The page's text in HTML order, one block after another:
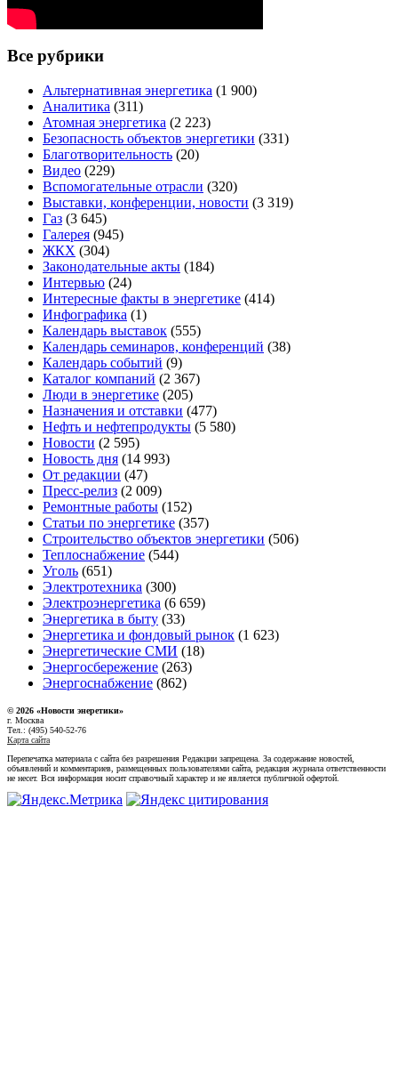
Все рубрики
Альтернативная энергетика (1 900)
Аналитика (311)
Атомная энергетика (2 223)
Безопасность объектов энергетики (331)
Благотворительность (20)
Видео (229)
Вспомогательные отрасли (320)
Выставки, конференции, новости (3 319)
Газ (3 645)
Галерея (945)
ЖКХ (304)
Законодательные акты (184)
Интервью (24)
Интересные факты в энергетике (414)
Инфографика (1)
Календарь выставок (555)
Календарь семинаров, конференций (38)
Календарь событий (9)
Каталог компаний (2 367)
Люди в энергетике (205)
Назначения и отставки (477)
Нефть и нефтепродукты (5 580)
Новости (2 595)
Новость дня (14 993)
От редакции (47)
Пресс-релиз (2 009)
Ремонтные работы (152)
Статьи по энергетике (357)
Строительство объектов энергетики (506)
Теплоснабжение (544)
Уголь (651)
Электротехника (300)
Электроэнергетика (6 659)
Энергетика в быту (33)
Энергетика и фондовый рынок (1 623)
Энергетические СМИ (18)
Энергосбережение (263)
Энергоснабжение (862)
© 2026 «Новости энеретики»
г. Москва
Тел.: (495) 540-52-76
Карта сайта
Перепечатка материала с сайта без разрешения Редакции запрещена. За содержание новостей,
объявлений и комментариев, размещенных пользователями сайта, редакция журнала ответственности
не несет. Вся информация носит справочный характер и не является публичной офертой.